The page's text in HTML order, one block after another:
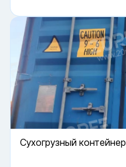
Cухогрузный контейнер